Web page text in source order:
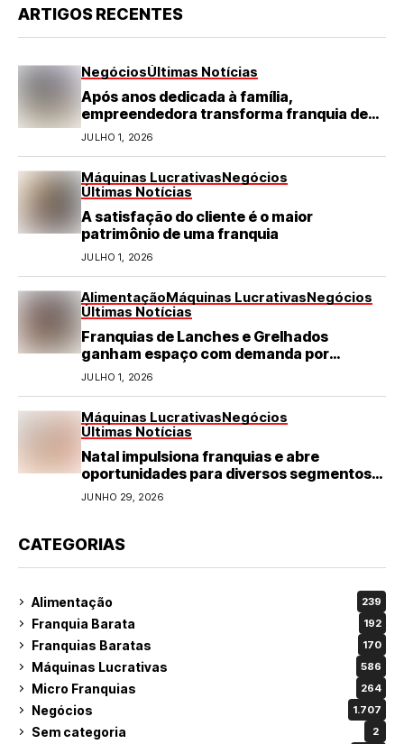
ARTIGOS RECENTES
NegóciosÚltimas Notícias
Após anos dedicada à família,
empreendedora transforma franquia de
turismo em negócio de destaque no RN
JULHO 1, 2026
Máquinas LucrativasNegócios
Últimas Notícias
A satisfação do cliente é o maior
patrimônio de uma franquia
JULHO 1, 2026
AlimentaçãoMáquinas LucrativasNegócios
Últimas Notícias
Franquias de Lanches e Grelhados
ganham espaço com demanda por
refeições rápidas e de qualidade
JULHO 1, 2026
Máquinas LucrativasNegócios
Últimas Notícias
Natal impulsiona franquias e abre
oportunidades para diversos segmentos
do varejo
JUNHO 29, 2026
CATEGORIAS
Alimentação 239
Franquia Barata 192
Franquias Baratas 170
Máquinas Lucrativas 586
Micro Franquias 264
Negócios 1.707
Sem categoria 2